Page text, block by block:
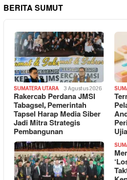
BERITA SUMUT
SUMATERA UTARA 3 Agustus 2026
Rakercab Perdana JMSI
Tabagsel, Pemerintah
Tapsel Harap Media Siber
Jadi Mitra Strategis
Pembangunan